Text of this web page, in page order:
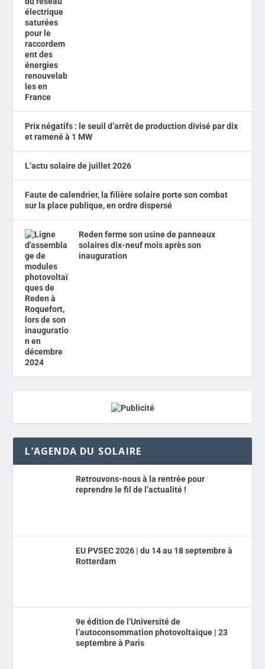
Prix négatifs : le seuil d’arrêt de production divisé par dix
et ramené à 1 MW
L’actu solaire de juillet 2026
Faute de calendrier, la filière solaire porte son combat
sur la place publique, en ordre dispersé
Reden ferme son usine de panneaux
solaires dix-neuf mois après son
inauguration
L’AGENDA DU SOLAIRE
Retrouvons-nous à la rentrée pour
reprendre le fil de l’actualité !
EU PVSEC 2026 | du 14 au 18 septembre à
Rotterdam
9e édition de l’Université de
l’autoconsommation photovoltaïque | 23
septembre à Paris